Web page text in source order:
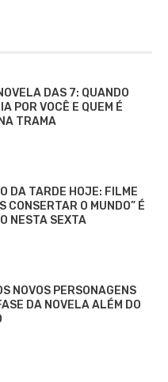
DAS 7: QUANDO
POR VOCÊ E QUEM É
TRAMA
DA TARDE HOJE: FILME
CONSERTAR O MUNDO” É
NESTA SEXTA
NOVOS PERSONAGENS
DA NOVELA ALÉM DO